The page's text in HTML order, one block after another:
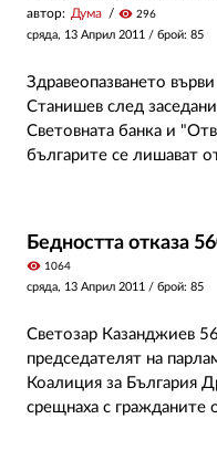
автор: Дума visibility 296
сряда, 13 Април 2011 / брой: 85
Здравеопазването
Станишев след
Световната банка и
българите се лишават
Бедността отказа
visibility 1064
сряда, 13 Април 2011 / брой: 85
Светозар Казанджиев
председателят на
Коалиция за България
срещнаха с гражданите